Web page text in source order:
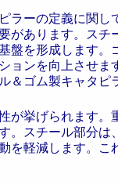
ラーの定義に関
があります。ス
盤を形成します
ョンを向上させ
＆ゴム製キャタピ
が挙げられます
。スチール部分
を軽減します。